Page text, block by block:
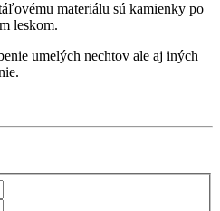
materiálu sú kamienky po
leskom.
umelých nechtov ale aj iných